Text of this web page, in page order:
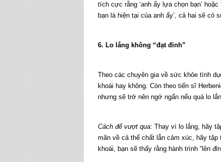
tích cực rằng ‘anh ấy lựa chọn bạn’
bạn là hiện tại của anh ấy’, cả hai sẽ
6. Lo lắng không “đạt đỉnh”
Theo các chuyên gia về sức khỏe tình
khoái hay không. Còn theo tiến sĩ
nhưng sẽ trở nên ngớ ngẩn nếu quá lo
Cách để vượt qua: Thay vì lo lắng, hãy
mãn về cả thể chất lẫn cảm xúc, hãy
khoái, bạn sẽ thấy rằng hành trình “lên